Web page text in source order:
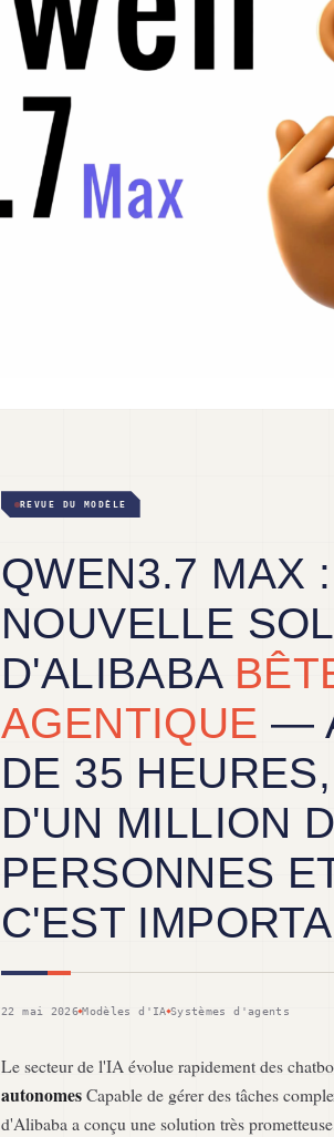
REVUE DU MODÈLE
QWEN3.7 MAX
NOUVELLE
D'ALIBABA
AGENTIQUE —
DE 35
D'UN MILLION
PERSONNES
C'EST
22 mai 2026 Modèles d'IA Systèmes d'agents
Le secteur de l'IA évolue rapidement des
autonomesCapable de gérer des tâches
d'Alibaba a conçu une solution très